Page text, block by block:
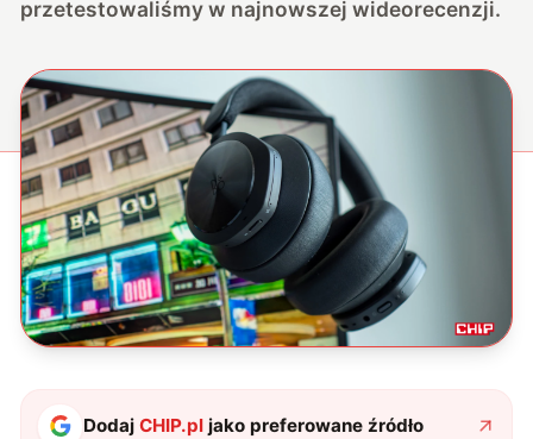
przetestowaliśmy w najnowszej wideorecenzji.
DodajCHIP.pl jako preferowane źródło